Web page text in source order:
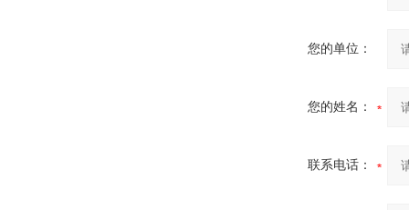
您的单位：
您的姓名：
联系电话：